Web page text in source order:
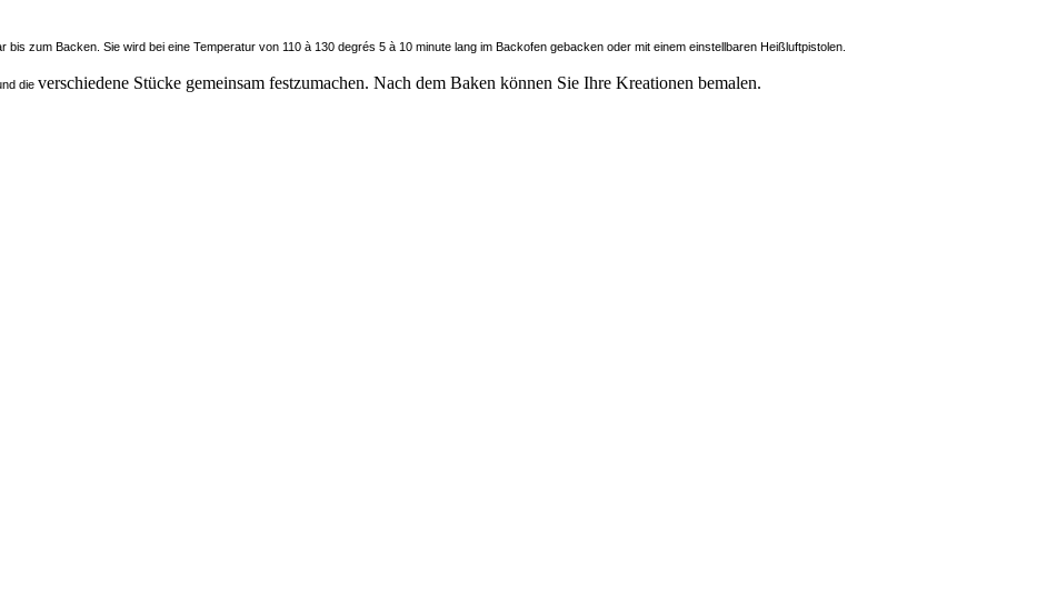
zum Backen. Sie wird bei eine Temperatur von 110 à 130 degrés 5 à 10 minute lang im Backofen gebacken oder mit einem einstellbaren Heißluftpistolen.
die verschiedene Stücke gemeinsam festzumachen. Nach dem Baken können Sie Ihre Kreationen bemalen.